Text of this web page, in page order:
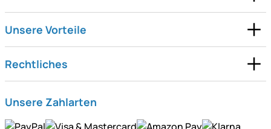
Unsere Vorteile
Rechtliches
Unsere Zahlarten